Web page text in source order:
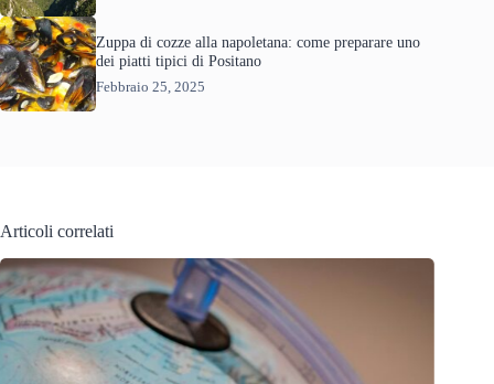
Zuppa di cozze alla napoletana: come preparare uno
dei piatti tipici di Positano
Febbraio 25, 2025
Articoli correlati